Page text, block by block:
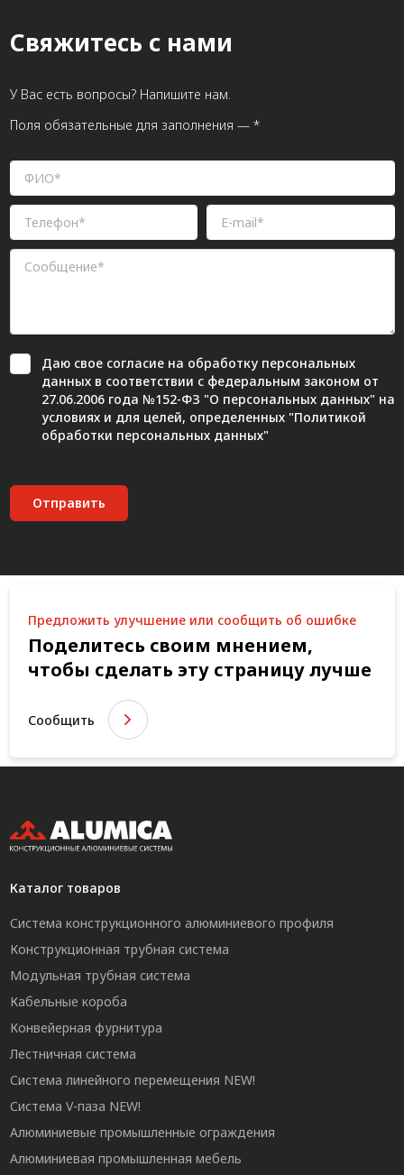
Свяжитесь с нами
У Вас есть вопросы? Напишите нам.
Поля обязательные для заполнения — *
Даю свое согласиена обработку персональных
данных в соответствии с федеральным законом от
27.06.2006 года №152-ФЗ "О персональных данных" на
условиях и для целей, определенных "Политикой
обработки персональных данных"
Отправить
Предложить улучшение или сообщить об ошибке
Поделитесь своим мнением,
чтобы сделать эту страницу лучше
Сообщить
Каталог товаров
Система конструкционного алюминиевого профиля
Конструкционная трубная система
Модульная трубная система
Кабельные короба
Конвейерная фурнитура
Лестничная система
Система линейного перемещения NEW!
Система V-паза NEW!
Алюминиевые промышленные ограждения
Алюминиевая промышленная мебель